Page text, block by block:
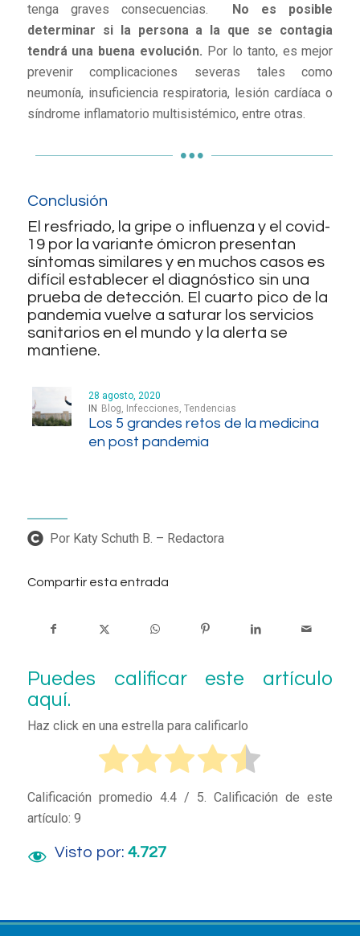
tenga graves consecuencias. No es posible
determinar si la persona a la que se contagia
tendrá una buena evolución. Por lo tanto, es mejor
prevenir complicaciones severas tales como
neumonía, insuficiencia respiratoria, lesión cardíaca o
síndrome inflamatorio multisistémico, entre otras.
Conclusión
El resfriado, la gripe o influenza y el covid-
19 por la variante ómicron presentan
síntomas similares y en muchos casos es
difícil establecer el diagnóstico sin una
prueba de detección. El cuarto pico de la
pandemia vuelve a saturar los servicios
sanitarios en el mundo y la alerta se
mantiene.
28 agosto, 2020
IN Blog Infecciones Tendencias
Los 5 grandes retos de la medicina
en post pandemia
Por Katy Schuth B. – Redactora
Compartir esta entrada
Puedes calificar este artículo
aquí.
Haz click en una estrella para calificarlo
Calificación promedio 4.4/ 5. Calificación de este
artículo: 9
Visto por: 4.727